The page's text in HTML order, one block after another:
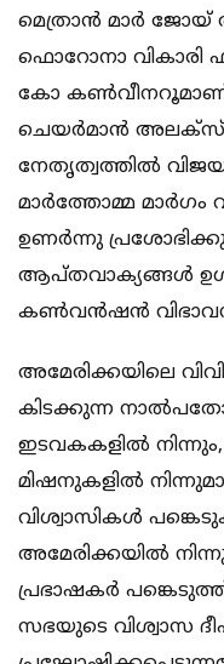
മെത്രാന്‍ മാര്‍ ജോയ്
ഫൊറോനാ വികാരി
കോ
ചെയര്‍മാന്‍ അലക്‌സ്
നേതൃത്വത്തില്‍
മാര്‍ത്തോമ്മ മാര്‍ഗം
ഉണര്‍ന്നു
ആപ്തവാക്യങ്ങള്‍
കണ്‍വന്‍ഷന്‍
അമേരിക്കയിലെ
കിടക്കുന്ന
ഇടവകകളില്‍
മിഷനുകളില്‍
വിശ്വാസികള്‍
അമേരിക്കയില്‍
പ്രഭാഷകര്‍
സഭയുടെ വിശ്വാസ